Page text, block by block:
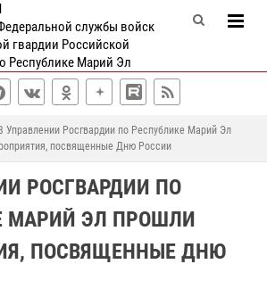
службы войск
гвардии Российской
Республике Марий Эл
В Управлении Росгвардии по Республике Марий Эл
посвященные Дню России
РОСГВАРДИИ ПО
МАРИЙ ЭЛ ПРОШЛИ
ПОСВЯЩЕННЫЕ ДНЮ